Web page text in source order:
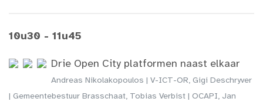
10u30 - 11u45
Drie Open City platformen naast elkaar
Andreas Nikolakopoulos | V-ICT-OR, Gigi Deschryver
| Gemeentebestuur Brasschaat, Tobias Verbist | OCAPI, Jan